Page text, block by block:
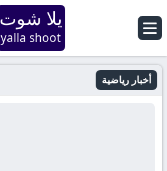
يلا شوت
yalla shoot
أخبار رياضية